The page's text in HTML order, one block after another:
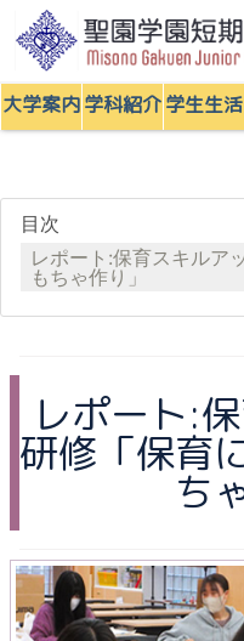
Skip
to
content
大学案内学科紹介学生生活
目次
レポート:保育スキルア
もちゃ作り」
レポート:
研修「保育
ち